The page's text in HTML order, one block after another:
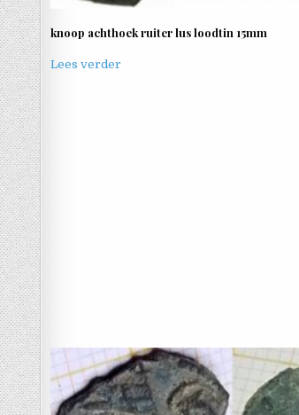
knoop achthoek ruiter lus loodtin 15mm
Lees verder